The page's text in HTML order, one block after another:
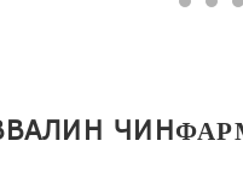
ЧИН